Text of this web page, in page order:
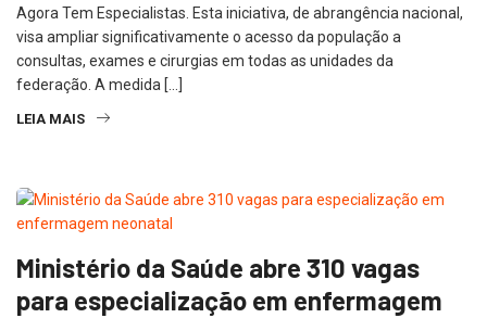
Agora Tem Especialistas. Esta iniciativa, de abrangência nacional,
visa ampliar significativamente o acesso da população a
consultas, exames e cirurgias em todas as unidades da
federação. A medida […]
LEIA MAIS
Ministério da Saúde abre 310 vagas
para especialização em enfermagem